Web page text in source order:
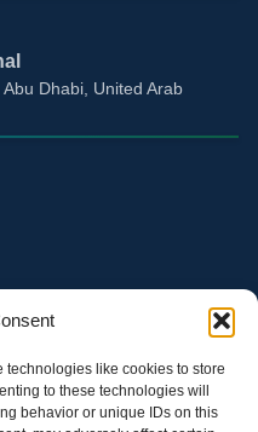
technologies like cookies to store
to these technologies will
behavior or unique IDs on this
Dhabi, United Arab